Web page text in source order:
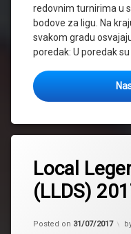
redovnim turnirima u
bodove za ligu. Na
svakom gradu
poredak: U poredak
Local
(LLDS)
Posted on 31/07/2017
2017